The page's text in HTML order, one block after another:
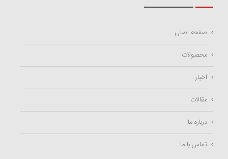
صفحه اصلی
محصولات
اخبار
مقالات
درباره ما
تماس با ما